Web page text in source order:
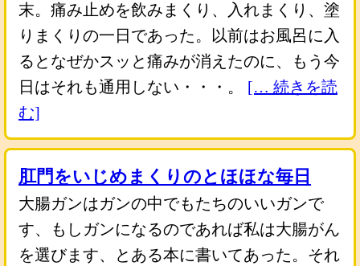
末。痛み止めを飲みまくり、入れまくり、塗
りまくりの一日であった。以前はお風呂に入
るとなぜかスッと痛みが消えたのに、もう今
日はそれも通用しない・・・。 [… 続きを読
む]
肛門をいじめまくりのとほほな毎日
大腸ガンはガンの中でもたちのいいガンで
す、もしガンになるのであれば私は大腸がん
を選びます、とある本に書いてあった。それ